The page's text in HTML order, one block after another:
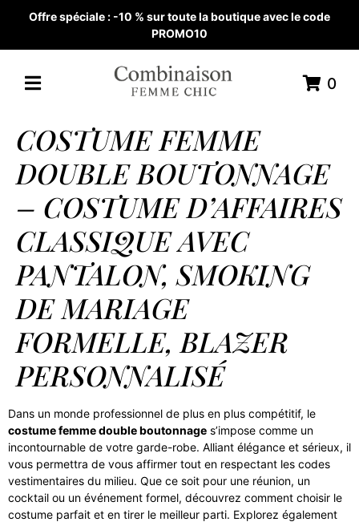
Offre spéciale : -10 % sur toute la boutique avec le code
PROMO10
0
COSTUME FEMME
DOUBLE BOUTONNAGE
– COSTUME D’AFFAIRES
CLASSIQUE AVEC
PANTALON, SMOKING
DE MARIAGE
FORMELLE, BLAZER
PERSONNALISÉ
Dans un monde professionnel de plus en plus compétitif, le
costume femme double boutonnage s’impose comme un
incontournable de votre garde-robe. Alliant élégance et sérieux, il
vous permettra de vous affirmer tout en respectant les codes
vestimentaires du milieu. Que ce soit pour une réunion, un
cocktail ou un événement formel, découvrez comment choisir le
costume parfait et en tirer le meilleur parti. Explorez également